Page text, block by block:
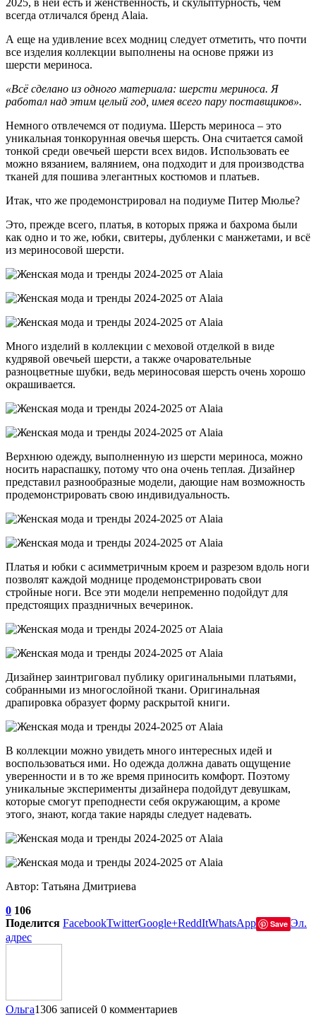
всегда отличался бренд Alaia.
А еще на удивление всех модниц следует отметить, что почти
все изделия коллекции выполнены на основе пряжи из
шерсти мериноса.
«Всё сделано из одного материала: шерсти мериноса. Я
работал над этим целый год, имея всего пару поставщиков».
Немного отвлечемся от подиума. Шерсть мериноса – это
уникальная тонкорунная овечья шерсть. Она считается самой
тонкой среди овечьей шерсти всех видов. Использовать ее
можно вязанием, валянием, она подходит и для производства
тканей для пошива элегантных костюмов и платьев.
Итак, что же продемонстрировал на подиуме Питер Мюлье?
Это, прежде всего, платья, в которых пряжа и бахрома были
как одно и то же, юбки, свитеры, дубленки с манжетами, и всё
из мериносовой шерсти.
Много изделий в коллекции с меховой отделкой в виде
кудрявой овечьей шерсти, а также очаровательные
разноцветные шубки, ведь мериносовая шерсть очень хорошо
окрашивается.
Верхнюю одежду, выполненную из шерсти мериноса, можно
носить нараспашку, потому что она очень теплая. Дизайнер
представил разнообразные модели, дающие нам возможность
продемонстрировать свою индивидуальность.
Платья и юбки с асимметричным кроем и разрезом вдоль ноги
позволят каждой моднице продемонстрировать свои
стройные ноги. Все эти модели непременно подойдут для
предстоящих праздничных вечеринок.
Дизайнер заинтриговал публику оригинальными платьями,
собранными из многослойной ткани. Оригинальная
драпировка образует форму раскрытой книги.
В коллекции можно увидеть много интересных идей и
воспользоваться ими. Но одежда должна давать ощущение
уверенности и в то же время приносить комфорт. Поэтому
уникальные эксперименты дизайнера подойдут девушкам,
которые смогут преподнести себя окружающим, а кроме
этого, знают, когда такие наряды следует надевать.
Автор: Татьяна Дмитриева
0 106
Поделится FacebookTwitterGoogle+ReddItWhatsApp Save Эл.
адрес
Ольга1306 записей 0 комментариев